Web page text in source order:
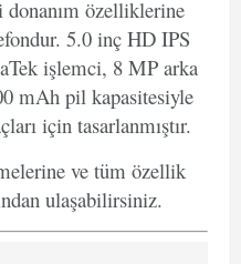
donanım özelliklerine
5.0 inç HD IPS
işlemci, 8 MP arka
mAh pil kapasitesiyle
için tasarlanmıştır.
ve tüm özellik
ulaşabilirsiniz.